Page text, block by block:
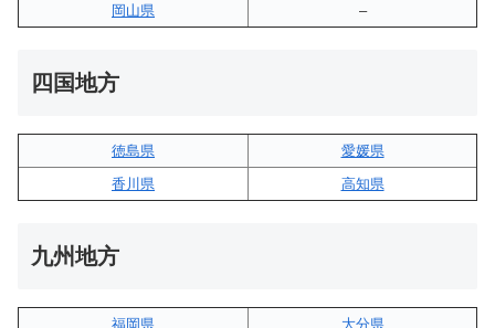
岡山県
–
四国地方
徳島県
愛媛県
香川県
高知県
九州地方
福岡県 大分県